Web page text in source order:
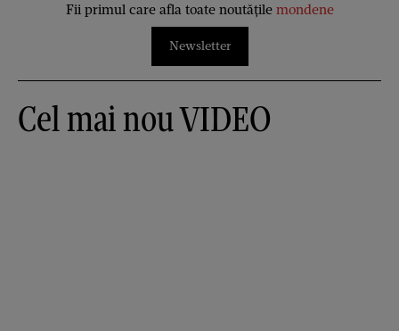
Fii primul care afla toate noutățile mondene
Newsletter
Cel mai nou VIDEO